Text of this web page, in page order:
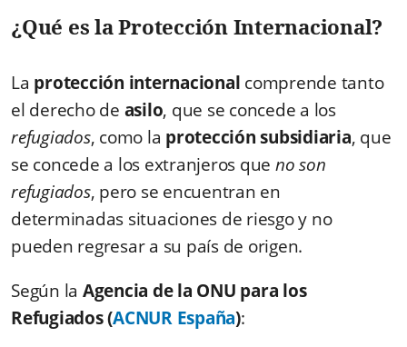
¿Qué es la Protección Internacional?
La protección internacional comprende tanto
el derecho de asilo, que se concede a los
refugiados, como la protección subsidiaria, que
se concede a los extranjeros que no son
refugiados, pero se encuentran en
determinadas situaciones de riesgo y no
pueden regresar a su país de origen.
Según la Agencia de la ONU para los
Refugiados (ACNUR España):